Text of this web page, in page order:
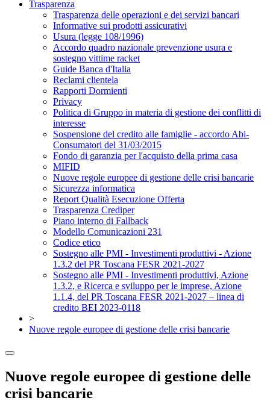
Trasparenza
Trasparenza delle operazioni e dei servizi bancari
Informative sui prodotti assicurativi
Usura (legge 108/1996)
Accordo quadro nazionale prevenzione usura e
sostegno vittime racket
Guide Banca d'Italia
Reclami clientela
Rapporti Dormienti
Privacy
Politica di Gruppo in materia di gestione dei conflitti di
interesse
Sospensione del credito alle famiglie - accordo Abi-
Consumatori del 31/03/2015
Fondo di garanzia per l'acquisto della prima casa
MIFID
Nuove regole europee di gestione delle crisi bancarie
Sicurezza informatica
Report Qualità Esecuzione Offerta
Trasparenza Crediper
Piano interno di Fallback
Modello Comunicazioni 231
Codice etico
Sostegno alle PMI - Investimenti produttivi - Azione
1.3.2 del PR Toscana FESR 2021-2027
Sostegno alle PMI - Investimenti produttivi, Azione
1.3.2, e Ricerca e sviluppo per le imprese, Azione
1.1.4, del PR Toscana FESR 2021-2027 – linea di
credito BEI 2023-0118
>
Nuove regole europee di gestione delle crisi bancarie
Nuove regole europee di gestione delle
crisi bancarie